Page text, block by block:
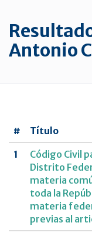
Jurídica
virtual
UNAM
CNCDMX,Nueva
época
Antonio
# Título
1
Código Civil
Distrito
materia
toda la
materia
previas al